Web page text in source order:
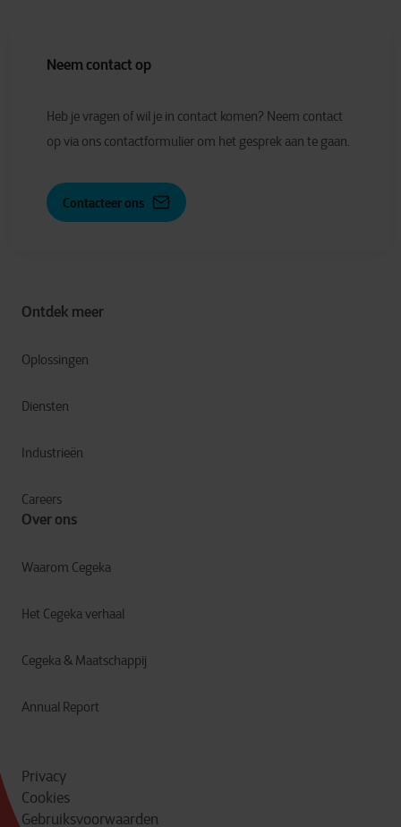
Ontdek meer
Oplossingen
Diensten
Industrieën
Careers
Over ons
Waarom Cegeka
Het Cegeka verhaal
Cegeka & Maatschappij
Annual Report
Neem contact op
Heb je vragen of wil je in contact komen? Neem contact
op via ons contactformulier om het gesprek aan te gaan.
Contacteer ons
Privacy
Cookies
Gebruiksvoorwaarden